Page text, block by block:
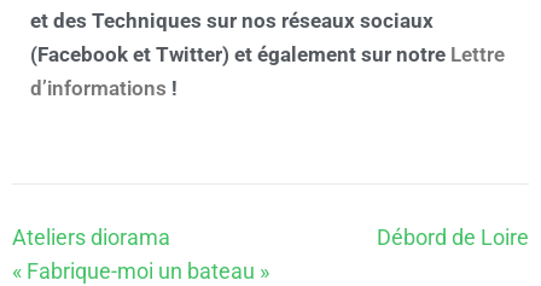
et des Techniques sur nos réseaux sociaux
(Facebook et Twitter) et également sur notre Lettre
d’informations !
Ateliers diorama
« Fabrique-moi un bateau »
Débord de Loire